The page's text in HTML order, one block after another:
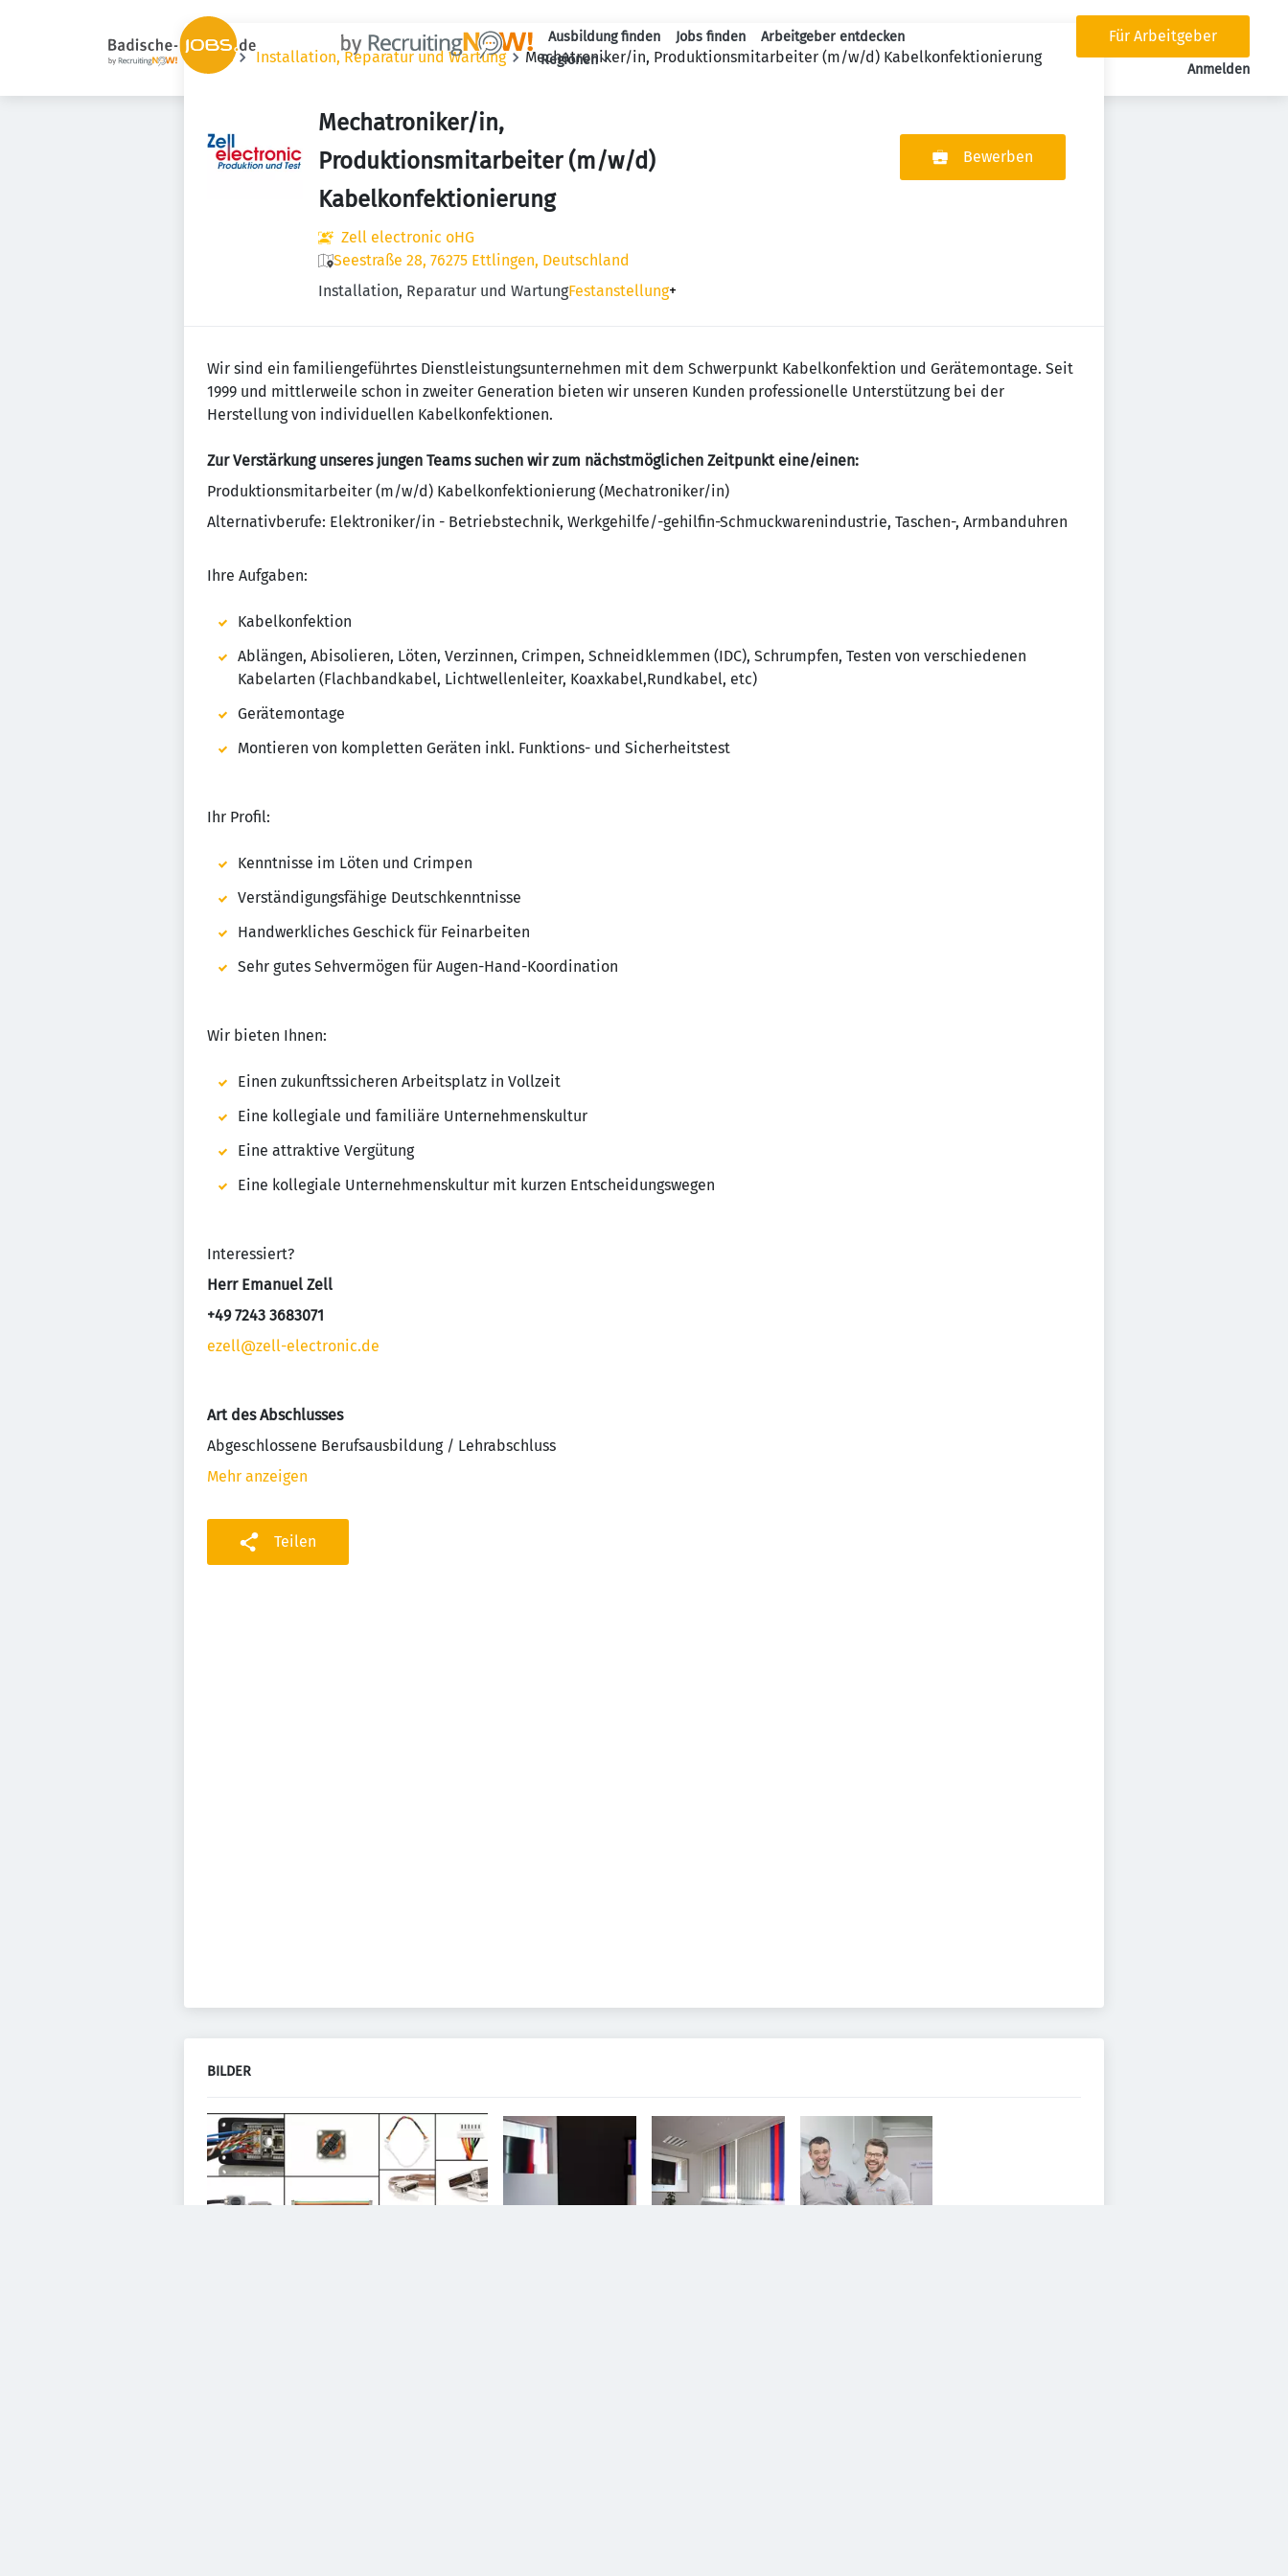
Haupt-Navigation
Ausbildung finden Jobs finden
Arbeitgeber entdecken
Regionen
Für Arbeitgeber
Anmelden
Jobs Installation, Reparatur und Wartung Mechatroniker/in, Produktionsmitarbeiter (m/w/d) Kabelkonfektionierung
Mechatroniker/in,
Produktionsmitarbeiter (m/w/d)
Kabelkonfektionierung
Zell electronic oHG
Seestraße 28, 76275 Ettlingen, Deutschland
Installation, Reparatur und WartungFestanstellung+
Bewerben
Wir sind ein familiengeführtes Dienstleistungsunternehmen mit dem Schwerpunkt Kabelkonfektion und Gerätemontage. Seit
1999 und mittlerweile schon in zweiter Generation bieten wir unseren Kunden professionelle Unterstützung bei der
Herstellung von individuellen Kabelkonfektionen.
Zur Verstärkung unseres jungen Teams suchen wir zum nächstmöglichen Zeitpunkt eine/einen:
Produktionsmitarbeiter (m/w/d) Kabelkonfektionierung (Mechatroniker/in)
Alternativberufe: Elektroniker/in - Betriebstechnik, Werkgehilfe/-gehilfin-Schmuckwarenindustrie, Taschen-, Armbanduhren
Ihre Aufgaben:
Kabelkonfektion
Ablängen, Abisolieren, Löten, Verzinnen, Crimpen, Schneidklemmen (IDC), Schrumpfen, Testen von verschiedenen
Kabelarten (Flachbandkabel, Lichtwellenleiter, Koaxkabel,Rundkabel, etc)
Gerätemontage
Montieren von kompletten Geräten inkl. Funktions- und Sicherheitstest
Ihr Profil:
Kenntnisse im Löten und Crimpen
Verständigungsfähige Deutschkenntnisse
Handwerkliches Geschick für Feinarbeiten
Sehr gutes Sehvermögen für Augen-Hand-Koordination
Wir bieten Ihnen:
Einen zukunftssicheren Arbeitsplatz in Vollzeit
Eine kollegiale und familiäre Unternehmenskultur
Eine attraktive Vergütung
Eine kollegiale Unternehmenskultur mit kurzen Entscheidungswegen
Interessiert?
Herr Emanuel Zell
+49 7243 3683071
ezell@zell-electronic.de
Art des Abschlusses
Abgeschlossene Berufsausbildung / Lehrabschluss
Mehr anzeigen
Teilen
BILDER